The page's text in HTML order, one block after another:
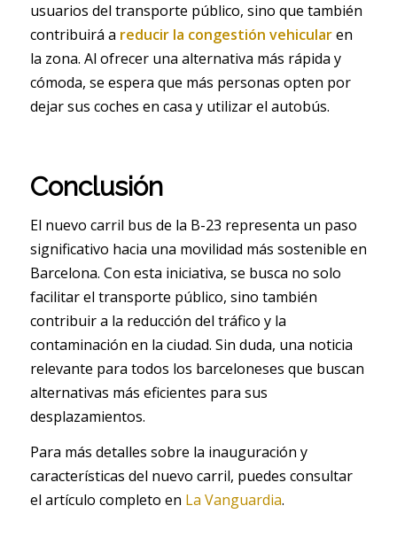
usuarios del transporte público, sino que también
contribuirá a reducir la congestión vehicularen
la zona. Al ofrecer una alternativa más rápida y
cómoda, se espera que más personas opten por
dejar sus coches en casa y utilizar el autobús.
Conclusión
El nuevo carril bus de la B-23 representa un paso
significativo hacia una movilidad más sostenible en
Barcelona. Con esta iniciativa, se busca no solo
facilitar el transporte público, sino también
contribuir a la reducción del tráfico y la
contaminación en la ciudad. Sin duda, una noticia
relevante para todos los barceloneses que buscan
alternativas más eficientes para sus
desplazamientos.
Para más detalles sobre la inauguración y
características del nuevo carril, puedes consultar
el artículo completo en La Vanguardia.